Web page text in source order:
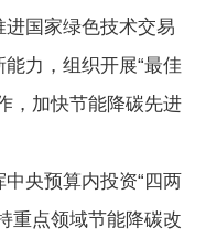
国家绿色技术交易
力，组织开展“最佳
，加快节能降碳先进
央预算内投资“四两
重点领域节能降碳改